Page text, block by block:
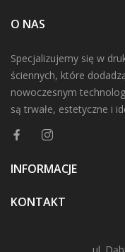
O NAS
Specjalizujemy się w
ściennych, które
nowoczesnym
są trwałe, estetyczne i
INFORMACJE
KONTAKT